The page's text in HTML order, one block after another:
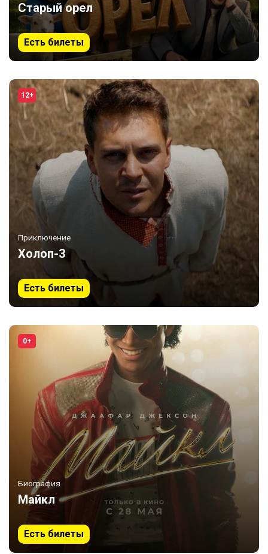
Старый орел
Есть билеты
12+
Приключение
Холоп-3
Есть билеты
0+
Биография
Майкл
Есть билеты